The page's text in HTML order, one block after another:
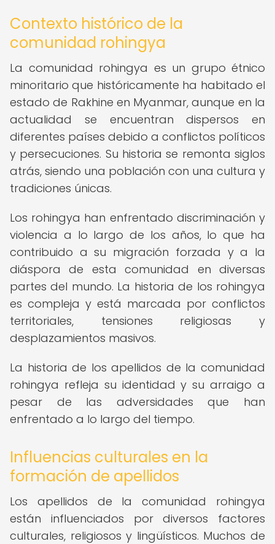
Contexto histórico de la
comunidad rohingya
La comunidad rohingya es un grupo étnico
minoritario que históricamente ha habitado el
estado de Rakhine en Myanmar, aunque en la
actualidad se encuentran dispersos en
diferentes países debido a conflictos políticos
y persecuciones. Su historia se remonta siglos
atrás, siendo una población con una cultura y
tradiciones únicas.
Los rohingya han enfrentado discriminación y
violencia a lo largo de los años, lo que ha
contribuido a su migración forzada y a la
diáspora de esta comunidad en diversas
partes del mundo. La historia de los rohingya
es compleja y está marcada por conflictos
territoriales, tensiones religiosas y
desplazamientos masivos.
La historia de los apellidos de la comunidad
rohingya refleja su identidad y su arraigo a
pesar de las adversidades que han
enfrentado a lo largo del tiempo.
Influencias culturales en la
formación de apellidos
Los apellidos de la comunidad rohingya
están influenciados por diversos factores
culturales, religiosos y lingüísticos. Muchos de